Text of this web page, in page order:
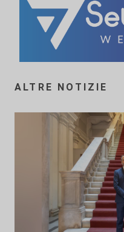
ALTRE NOTIZIE